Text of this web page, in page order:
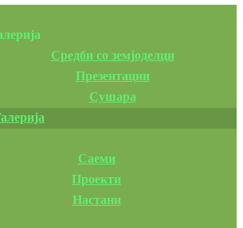
Средби со земјоделци
Презентации
Сушара
Саеми
Проекти
Настани